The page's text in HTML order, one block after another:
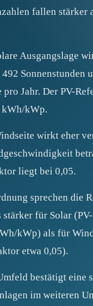
fallen stärker
Ausgangslage
Sonnenstunden
pro Jahr. Der PV-
kWh/kWp.
wirkt eher
liegt bei 0,05.
sprechen die
stärker für Solar
kWp) als für
etwa 0,05).
bestätigt eine
im weiteren